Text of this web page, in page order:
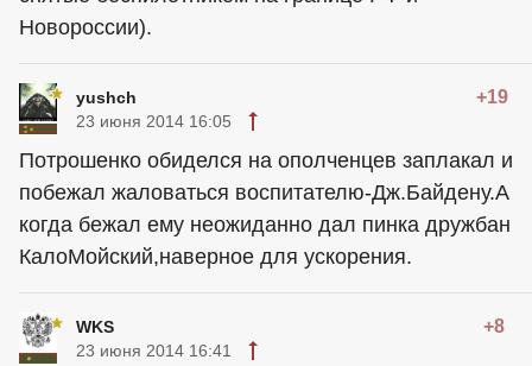
Новороссии).
yushch +19
23 июня 2014 16:05
Потрошенко обиделся на ополченцев заплакал и
побежал жаловаться воспитателю-Дж.Байдену.А
когда бежал ему неожиданно дал пинка дружбан
КалоМойский,наверное для ускорения.
WKS +8
23 июня 2014 16:41